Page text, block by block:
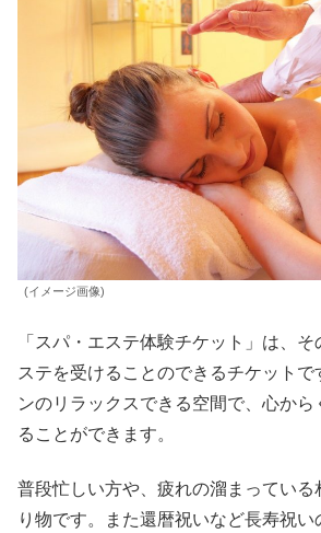
(イメージ画像)
「スパ・エステ体験チケット」は、
ステを受けることのできるチケットで
ンのリラックスできる空間で、心か
ることができます。
普段忙しい方や、疲れの溜まっている
り物です。また還暦祝いなど長寿祝い